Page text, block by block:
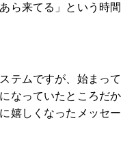
ら来てる」という時間
テムですが、始まって
なっていたところだか
嬉しくなったメッセー